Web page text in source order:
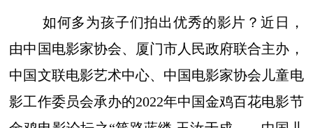
如何多为孩子们拍出优秀的影片？近日，
由中国电影家协会、厦门市人民政府联合主办，
中国文联电影艺术中心、中国电影家协会儿童电
影工作委员会承办的2022年中国金鸡百花电影节